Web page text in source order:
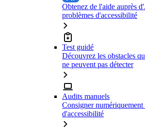
Obtenez de l'aide auprès
problèmes d'accessibilité
Test guidé
Découvrez les obstacles
ne peuvent pas détecter
Audits manuels
Consigner numériquement
d'accessibilité